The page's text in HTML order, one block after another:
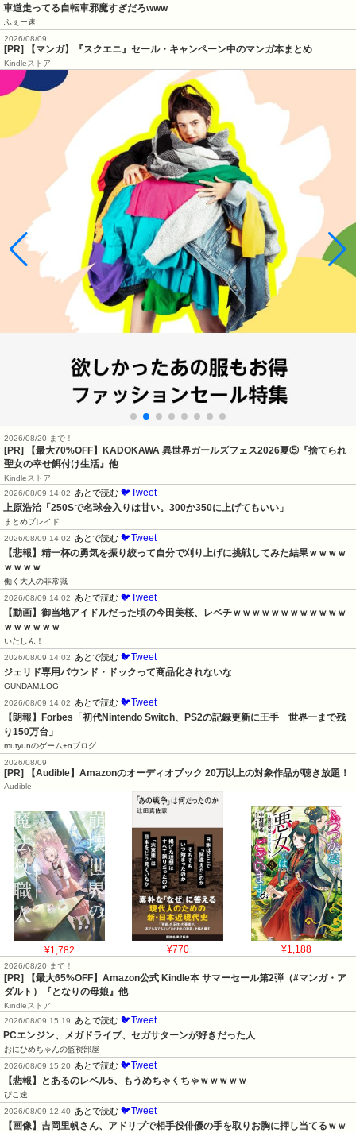
車道走ってる自転車邪魔すぎだろwww
ふぇー速
2026/08/09
[PR] 【マンガ】『スクエニ』セール・キャンペーン中のマンガ本まとめ
Kindleストア
2026/08/20 まで！
[PR] 【最大70%OFF】KADOKAWA 異世界ガールズフェス2026夏⑤『捨てられ
聖女の幸せ餌付け生活』他
Kindleストア
2026/08/09 14:02
あとで読む 🐦Tweet
上原浩治「250Sで名球会入りは甘い。300か350に上げてもいい」
まとめブレイド
2026/08/09 14:02
あとで読む 🐦Tweet
【悲報】精一杯の勇気を振り絞って自分で刈り上げに挑戦してみた結果ｗｗｗｗ
ｗｗｗｗ
働く大人の非常識
2026/08/09 14:02
あとで読む 🐦Tweet
【動画】御当地アイドルだった頃の今田美桜、レベチｗｗｗｗｗｗｗｗｗｗｗｗ
ｗｗｗｗｗｗ
いたしん！
2026/08/09 14:02
あとで読む 🐦Tweet
ジェリド専用バウンド・ドックって商品化されないな
GUNDAM.LOG
2026/08/09 14:02
あとで読む 🐦Tweet
【朗報】Forbes「初代Nintendo Switch、PS2の記録更新に王手　世界一まで残
り150万台」
mutyunのゲーム+αブログ
2026/08/09
[PR] 【Audible】Amazonのオーディオブック 20万以上の対象作品が聴き放題！
Audible
¥1,782 ¥770 ¥1,188
2026/08/20 まで！
[PR]
【最大65%OFF】Amazon公式 Kindle本 サマーセール第2弾（#マンガ・ア
ダルト）『となりの母娘』他
Kindleストア
2026/08/09 15:19
あとで読む 🐦Tweet
PCエンジン、メガドライブ、セガサターンが好きだった人
おにひめちゃんの監視部屋
2026/08/09 15:20
あとで読む 🐦Tweet
【悲報】とあるのレベル5、もうめちゃくちゃｗｗｗｗｗ
ぴこ速
2026/08/09 12:40
あとで読む 🐦Tweet
【画像】吉岡里帆さん、アドリブで相手役俳優の手を取りお胸に押し当てるｗｗ